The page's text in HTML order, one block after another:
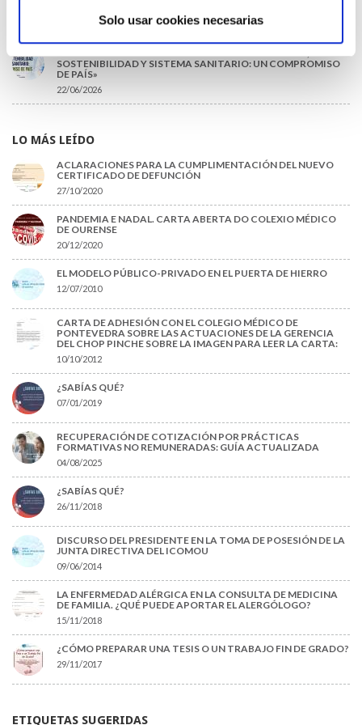
Solo usar cookies necesarias
03/07/2026
SOSTENIBILIDAD Y SISTEMA SANITARIO: UN COMPROMISO
DE PAÍS»
22/06/2026
LO MÁS LEÍDO
ACLARACIONES PARA LA CUMPLIMENTACIÓN DEL NUEVO
CERTIFICADO DE DEFUNCIÓN
27/10/2020
PANDEMIA E NADAL. CARTA ABERTA DO COLEXIO MÉDICO
DE OURENSE
20/12/2020
EL MODELO PÚBLICO-PRIVADO EN EL PUERTA DE HIERRO
12/07/2010
CARTA DE ADHESIÓN CON EL COLEGIO MÉDICO DE
PONTEVEDRA SOBRE LAS ACTUACIONES DE LA GERENCIA
DEL CHOP PINCHE SOBRE LA IMAGEN PARA LEER LA CARTA:
10/10/2012
¿SABÍAS QUÉ?
07/01/2019
RECUPERACIÓN DE COTIZACIÓN POR PRÁCTICAS
FORMATIVAS NO REMUNERADAS: GUÍA ACTUALIZADA
04/08/2025
¿SABÍAS QUÉ?
26/11/2018
DISCURSO DEL PRESIDENTE EN LA TOMA DE POSESIÓN DE LA
JUNTA DIRECTIVA DEL ICOMOU
09/06/2014
LA ENFERMEDAD ALÉRGICA EN LA CONSULTA DE MEDICINA
DE FAMILIA. ¿QUÉ PUEDE APORTAR EL ALERGÓLOGO?
15/11/2018
¿CÓMO PREPARAR UNA TESIS O UN TRABAJO FIN DE GRADO?
29/11/2017
ETIQUETAS SUGERIDAS